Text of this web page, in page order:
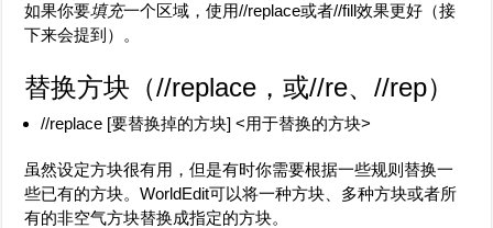
如果你要填充一个区域，使用//replace或者//fill效果更好（接
下来会提到）。
替换方块（//replace ，或//re、//rep）
//replace [要替换掉的方块] <用于替换的方块>
虽然设定方块很有用，但是有时你需要根据一些规则替换一
些已有的方块。WorldEdit可以将一种方块、多种方块或者所
有的非空气方块替换成指定的方块。